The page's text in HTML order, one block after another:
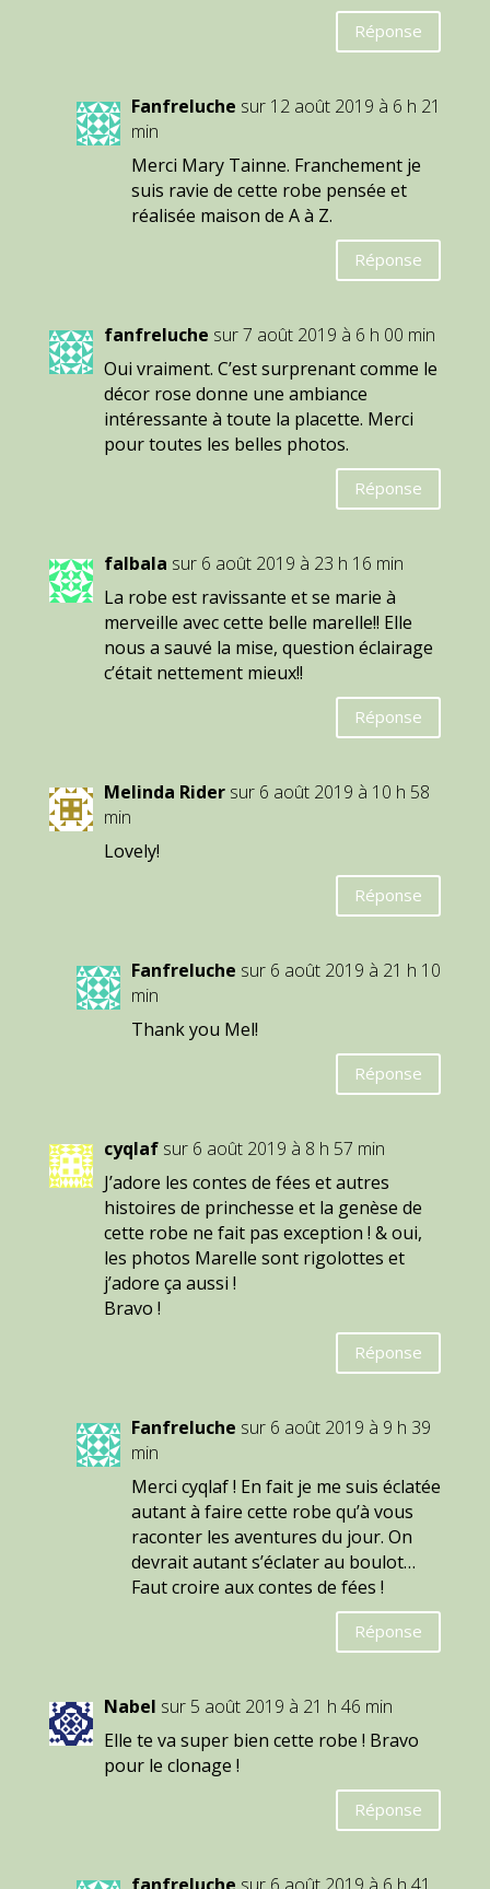
Réponse
Fanfreluche sur 12 août 2019 à 6 h 21
min
Merci Mary Tainne. Franchement je
suis ravie de cette robe pensée et
réalisée maison de A à Z.
Réponse
fanfreluche sur 7 août 2019 à 6 h 00 min
Oui vraiment. C’est surprenant comme le
décor rose donne une ambiance
intéressante à toute la placette. Merci
pour toutes les belles photos.
Réponse
falbala sur 6 août 2019 à 23 h 16 min
La robe est ravissante et se marie à
merveille avec cette belle marelle!! Elle
nous a sauvé la mise, question éclairage
c’était nettement mieux!!
Réponse
Melinda Rider sur 6 août 2019 à 10 h 58
min
Lovely!
Réponse
Fanfreluche sur 6 août 2019 à 21 h 10
min
Thank you Mel!
Réponse
cyqlaf sur 6 août 2019 à 8 h 57 min
J’adore les contes de fées et autres
histoires de princhesse et la genèse de
cette robe ne fait pas exception ! & oui,
les photos Marelle sont rigolottes et
j’adore ça aussi !
Bravo !
Réponse
Fanfreluche sur 6 août 2019 à 9 h 39
min
Merci cyqlaf ! En fait je me suis éclatée
autant à faire cette robe qu’à vous
raconter les aventures du jour. On
devrait autant s’éclater au boulot…
Faut croire aux contes de fées !
Réponse
Nabel sur 5 août 2019 à 21 h 46 min
Elle te va super bien cette robe ! Bravo
pour le clonage !
Réponse
fanfreluche sur 6 août 2019 à 6 h 41